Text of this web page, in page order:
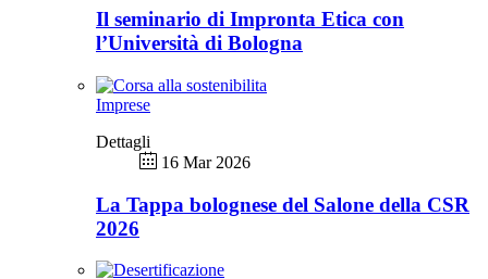
Il seminario di Impronta Etica con
l’Università di Bologna
Imprese
Dettagli
16 Mar 2026
La Tappa bolognese del Salone della CSR
2026